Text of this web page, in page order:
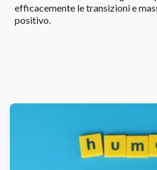
efficacemente le transizioni e
positivo.